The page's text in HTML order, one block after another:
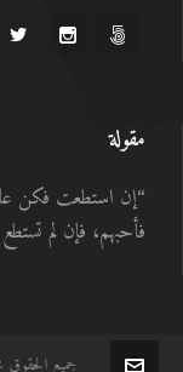
مقولة
“إن استطعت فكن
فأحبهم، فإن لم
جميع الحقوق